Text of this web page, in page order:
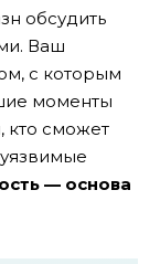
обсудить
Ваш
с которым
моменты
кто сможет
— основа